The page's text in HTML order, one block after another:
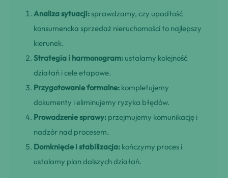
Analiza sytuacji: sprawdzamy, czy upadłość
konsumencka sprzedaż nieruchomości to najlepszy
kierunek.
Strategia i harmonogram: ustalamy kolejność
działań i cele etapowe.
Przygotowanie formalne: kompletujemy
dokumenty i eliminujemy ryzyka błędów.
Prowadzenie sprawy: przejmujemy komunikację i
nadzór nad procesem.
Domknięcie i stabilizacja: kończymy proces i
ustalamy plan dalszych działań.